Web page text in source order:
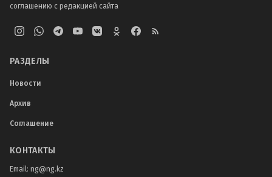
соглашению с редакцией сайта
РАЗДЕЛЫ
Новости
Архив
Соглашение
КОНТАКТЫ
Email: ng@ng.kz